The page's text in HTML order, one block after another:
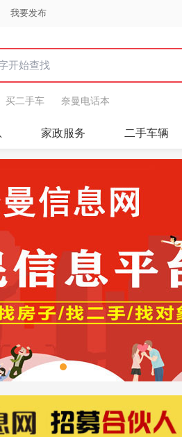
我要发布
买二手车 奈曼电话本
家政服务 二手车辆